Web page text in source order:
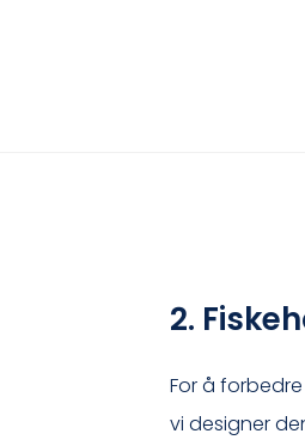
2.
For å
vi designer